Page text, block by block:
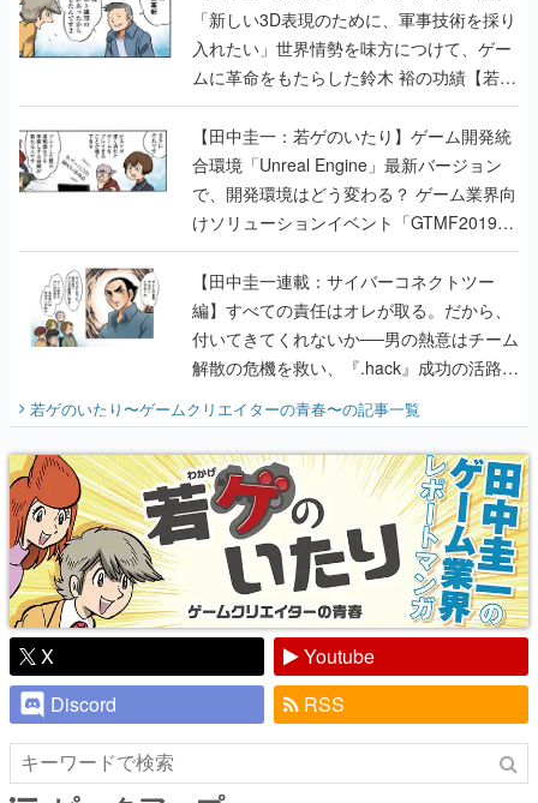
「新しい3D表現のために、軍事技術を採り
入れたい」世界情勢を味方につけて、ゲー
ムに革命をもたらした鈴木 裕の功績【若ゲ
のいたり】
【田中圭一：若ゲのいたり】ゲーム開発統
合環境「Unreal Engine」最新バージョン
で、開発環境はどう変わる？ ゲーム業界向
けソリューションイベント「GTMF2019」
に行って、より理解を深めよう【PR】
【田中圭一連載：サイバーコネクトツー
編】すべての責任はオレが取る。だから、
付いてきてくれないか──男の熱意はチーム
解散の危機を救い、『.hack』成功の活路を
『少年ジャンプ』色だった【若ゲのいた
り】
若ゲのいたり〜ゲームクリエイターの青春〜の記事一覧
X
Youtube
Discord
RSS